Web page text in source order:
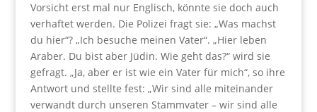
Vorsicht erst mal nur Englisch, könnte sie doch auch
verhaftet werden. Die Polizei fragt sie: „Was machst
du hier“? „Ich besuche meinen Vater“. „Hier leben
Araber. Du bist aber Jüdin. Wie geht das?“ wird sie
gefragt. „Ja, aber er ist wie ein Vater für mich“, so ihre
Antwort und stellte fest: „Wir sind alle miteinander
verwandt durch unseren Stammvater – wir sind alle